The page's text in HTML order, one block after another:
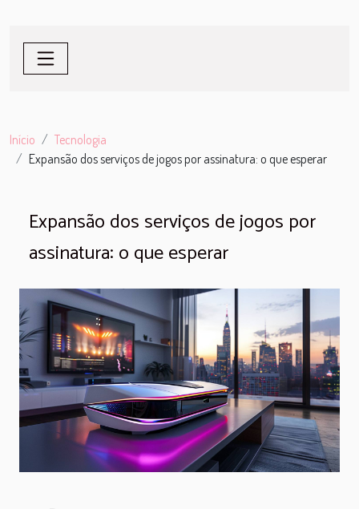
Início
Tecnologia
Expansão dos serviços de jogos por assinatura: o que esperar
Expansão dos serviços de jogos por
assinatura: o que esperar